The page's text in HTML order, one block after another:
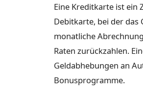
Eine Kreditkarte ist ein
Debitkarte, bei der
monatliche
Raten zurückzahlen.
Geldabhebungen an
Bonusprogramme.